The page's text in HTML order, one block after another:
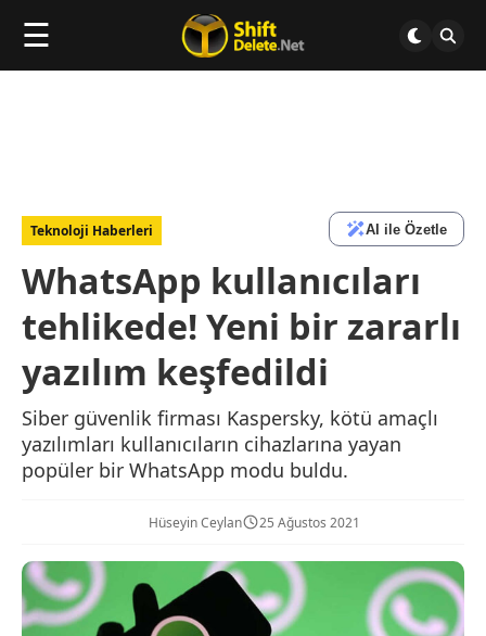
☰
Teknoloji Haberleri AI ile Özetle
WhatsApp kullanıcıları
tehlikede! Yeni bir zararlı
yazılım keşfedildi
Siber güvenlik firması Kaspersky, kötü amaçlı
yazılımları kullanıcıların cihazlarına yayan
popüler bir WhatsApp modu buldu.
Hüseyin Ceylan 25 Ağustos 2021